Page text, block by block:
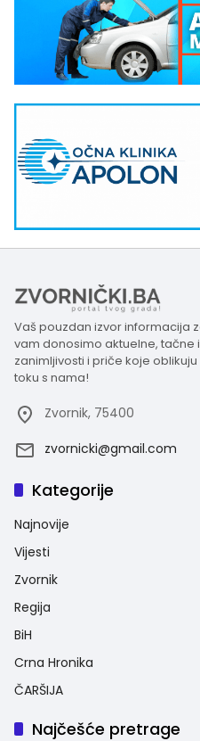
Vaš pouzdan izvor informacija
vam donosimo aktuelne, tačne
zanimljivosti i priče koje
toku s nama!
Zvornik, 75400
zvornicki@gmail.com
Kategorije
Najnovije
Vijesti
Zvornik
Regija
BiH
Crna Hronika
ČARŠIJA
Najčešće pretrage